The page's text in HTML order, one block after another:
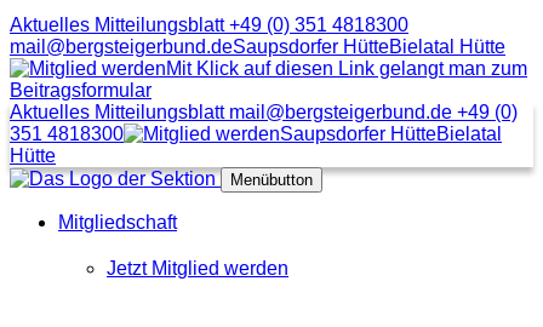
Aktuelles Mitteilungsblatt +49 (0) 351 4818300
mail@bergsteigerbund.deSaupsdorfer HütteBielatal Hütte
Mit Klick auf diesen Link gelangt man zum
Beitragsformular
Aktuelles Mitteilungsblatt mail@bergsteigerbund.de +49 (0)
351 4818300
Saupsdorfer HütteBielatal
Hütte
Menübutton
Mitgliedschaft
Jetzt Mitglied werden